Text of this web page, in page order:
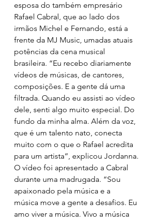
esposa do também empresário
Rafael Cabral, que ao lado dos
irmãos Michel e Fernando, está a
frente da MJ Music, umadas atuais
potências da cena musical
brasileira. “Eu recebo diariamente
vídeos de músicas, de cantores,
composições. E a gente dá uma
filtrada. Quando eu assisti ao vídeo
dele, senti algo muito especial. Do
fundo da minha alma. Além da voz,
que é um talento nato, conecta
muito com o que o Rafael acredita
para um artista”, explicou Jordanna.
O vídeo foi apresentado a Cabral
durante uma madrugada. “Sou
apaixonado pela música e a
música move a gente a desafios. Eu
amo viver a música. Vivo a música